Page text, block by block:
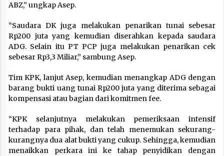
ABZ,” ungkap Asep.
“Saudara DK juga melakukan penarikan tunai sebesar
Rp200 juta yang kemudian diserahkan kepada saudara
ADG. Selain itu PT PCP juga melakukan penarikan cek
sebesar Rp3,3 Miliar,” sambung Asep.
Tim KPK, lanjut Asep, kemudian menangkap ADG dengan
barang bukti uang tunai Rp200 juta yang diterima sebagai
kompensasi atau bagian dari komitmen fee.
“KPK selanjutnya melakukan pemeriksaan intensif
terhadap para pihak, dan telah menemukan sekurang-
kurangnya dua alat bukti yang cukup. Sehingga, kemudian
menaikkan perkara ini ke tahap penyidikan dengan